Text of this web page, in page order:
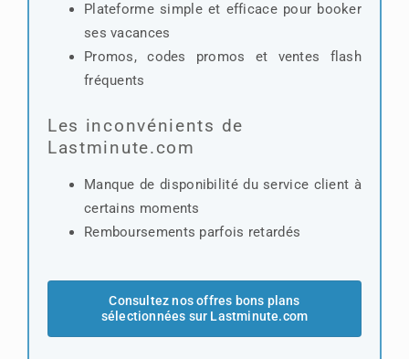
Plateforme simple et efficace pour booker
ses vacances
Promos, codes promos et ventes flash
fréquents
Les inconvénients de
Lastminute.com
Manque de disponibilité du service client à
certains moments
Remboursements parfois retardés
Consultez nos offres bons plans
sélectionnées sur Lastminute.com